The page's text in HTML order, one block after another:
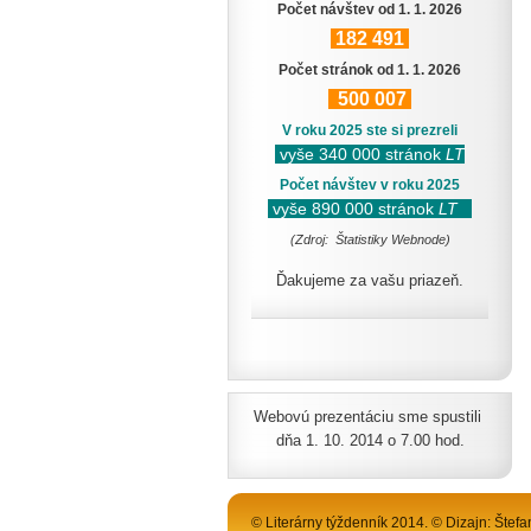
Počet návštev od 1. 1. 2026
182 491
Počet stránok od 1. 1. 2026
500 007
V roku 2025 ste si prezreli
vyše 340 000 stránok LT
Počet návštev v roku 2025
vyše 890 000 stránok LT
(Zdroj: Štatistiky Webnode)
Ďakujeme za vašu priazeň.
Webovú prezentáciu sme spustili
dňa 1. 10. 2014 o 7.00 hod.
© Literárny týždenník 2014. © Dizajn: